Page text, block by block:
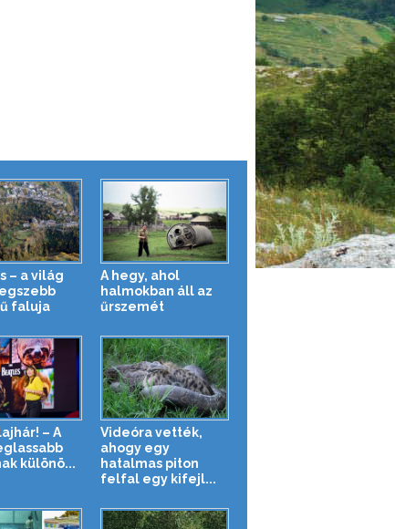
– a világ
faluja
A hegy, ahol
halmokban áll az
űrszemét
– A
különö...
Videóra vették,
ahogy egy
hatalmas piton
felfal egy kifejl...